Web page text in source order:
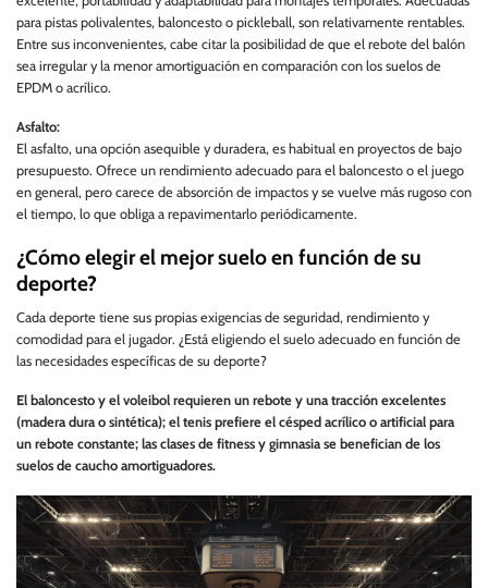
para pistas polivalentes, baloncesto o pickleball, son relativamente rentables.
Entre sus inconvenientes, cabe citar la posibilidad de que el rebote del balón
sea irregular y la menor amortiguación en comparación con los suelos de
EPDM o acrílico.
Asfalto:
El asfalto, una opción asequible y duradera, es habitual en proyectos de bajo
presupuesto. Ofrece un rendimiento adecuado para el baloncesto o el juego
en general, pero carece de absorción de impactos y se vuelve más rugoso con
el tiempo, lo que obliga a repavimentarlo periódicamente.
¿Cómo elegir el mejor suelo en función de su
deporte?
Cada deporte tiene sus propias exigencias de seguridad, rendimiento y
comodidad para el jugador. ¿Está eligiendo el suelo adecuado en función de
las necesidades específicas de su deporte?
El baloncesto y el voleibol requieren un rebote y una tracción excelentes
(madera dura o sintética); el tenis prefiere el césped acrílico o artificial para
un rebote constante; las clases de fitness y gimnasia se benefician de los
suelos de caucho amortiguadores.